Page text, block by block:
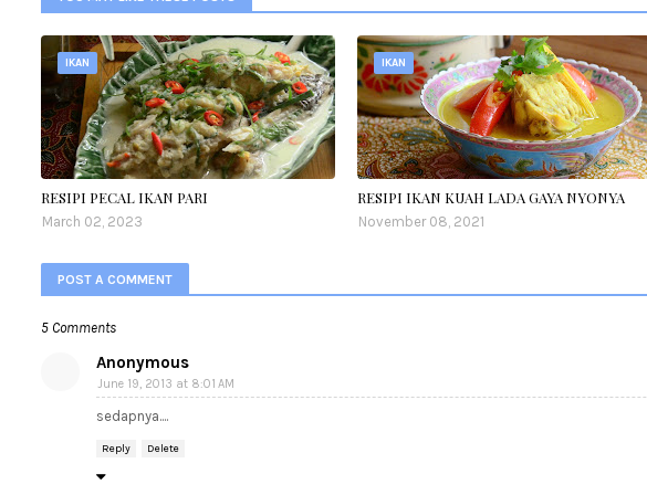
IKAN
RESIPI PECAL IKAN PARI
March 02, 2023
IKAN
RESIPI IKAN KUAH LADA GAYA NYONYA
November 08, 2021
POST A COMMENT
5 Comments
Anonymous
June 19, 2013 at 8:01 AM
sedapnya....
Reply Delete